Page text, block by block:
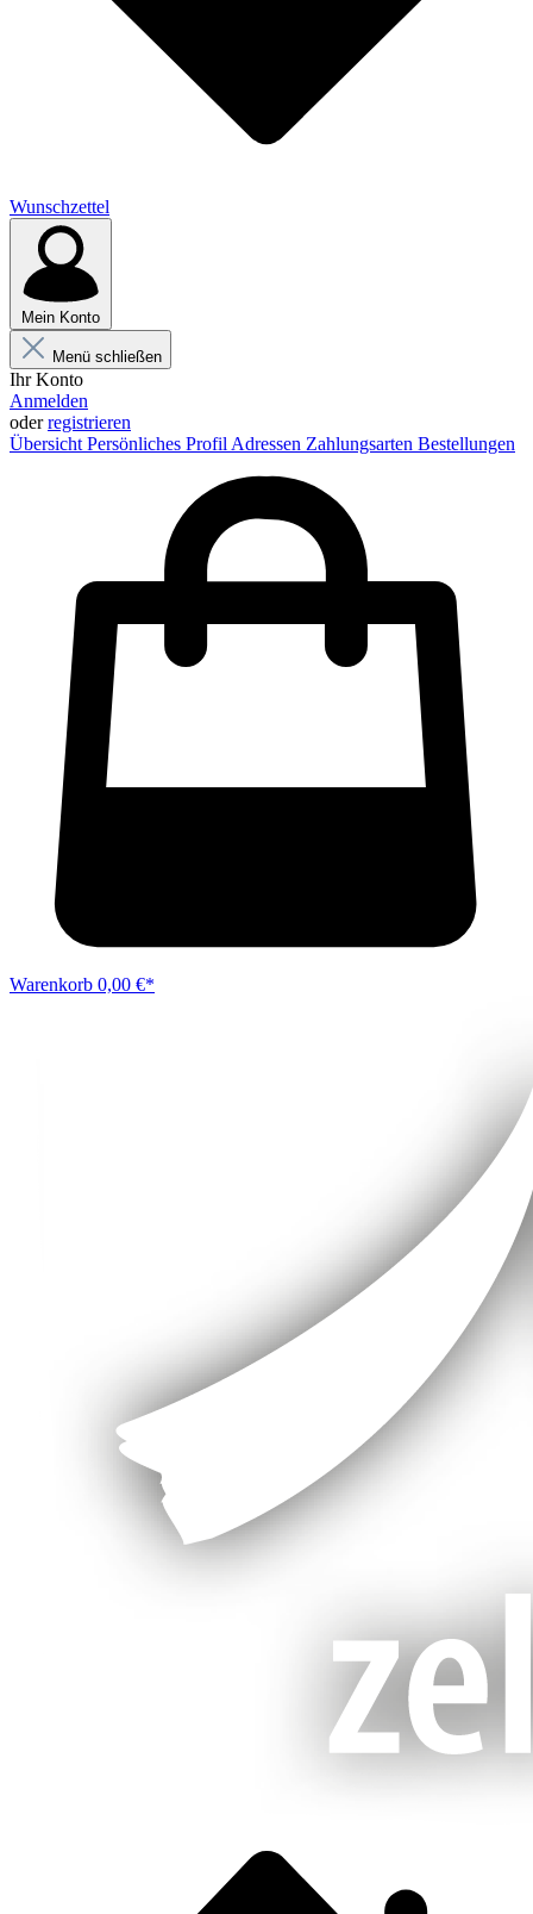
Wunschzettel
Mein Konto
Menü schließen
Ihr Konto
Anmelden
oderregistrieren
Übersicht Persönliches Profil Adressen Zahlungsarten Bestellungen
Warenkorb 0,00 €*